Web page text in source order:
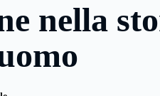
nella